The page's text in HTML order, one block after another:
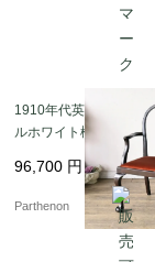
1910年代英国製 ヘップ
ルホワイト様式 マホガ
ニーアームチェア【c3
23-5】
96,700 円
Parthenon